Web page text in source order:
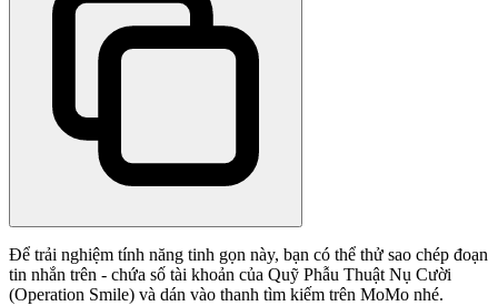
Để trải nghiệm tính năng tinh gọn này, bạn có thể thử sao chép đoạn
tin nhắn trên - chứa số tài khoản của Quỹ Phẫu Thuật Nụ Cười
(Operation Smile) và dán vào thanh tìm kiếm trên MoMo nhé.